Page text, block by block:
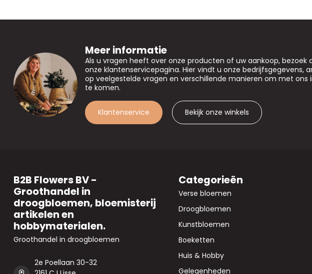
Meer informatie
Als u vragen heeft over onze producten of uw aankoop, bezoek
onze klantenservicepagina. Hier vindt u onze bedrijfsgegevens,
op veelgestelde vragen en verschillende manieren om met ons
te komen.
Klantenservice Bekijk onze winkels
B2B Flowers BV -
Groothandel in
droogbloemen, bloemisterij
artikelen en
hobbymaterialen.
Groothandel in droogbloemen
2e Poellaan 30-32
Categorieën
Verse bloemen
Droogbloemen
Kunstbloemen
Boeketten
Huis & Hobby
Gelegenheden